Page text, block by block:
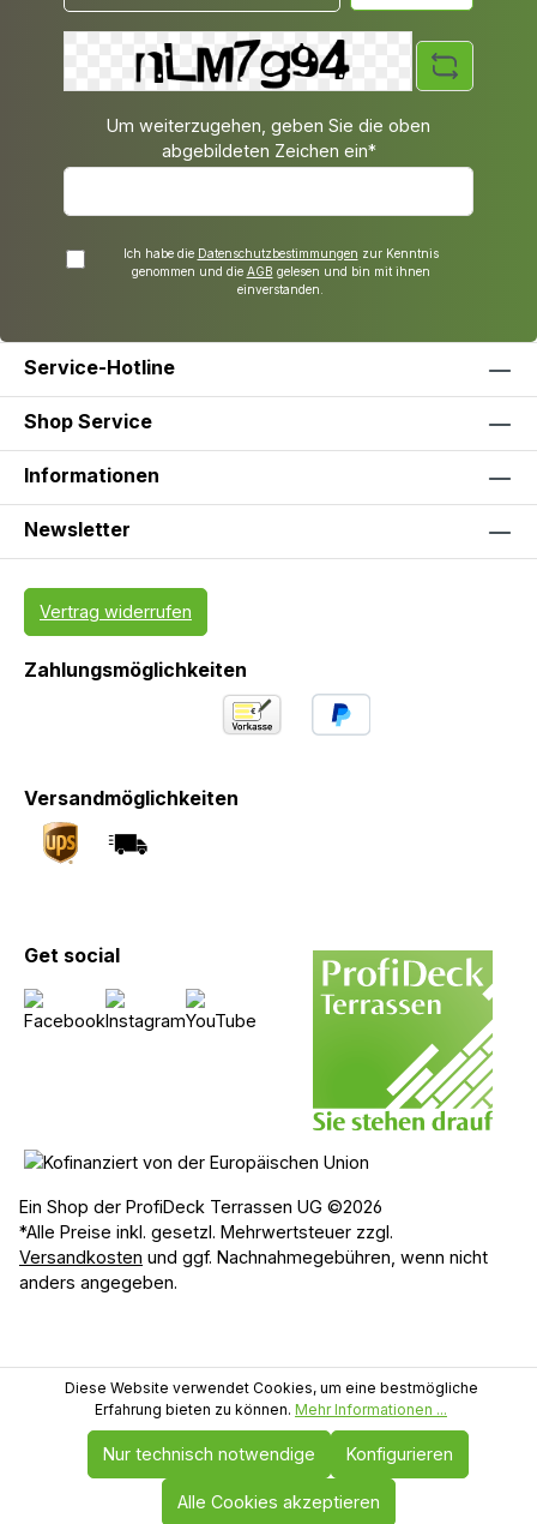
Um weiterzugehen, geben Sie die oben
abgebildeten Zeichen ein*
Ich habe die Datenschutzbestimmungen zur Kenntnis
genommen und die AGB gelesen und bin mit ihnen
einverstanden.
Service-Hotline
Shop Service
Informationen
Newsletter
Vertrag widerrufen
Zahlungsmöglichkeiten
Versandmöglichkeiten
Get social
Ein Shop der ProfiDeck Terrassen UG ©2026
*Alle Preise inkl. gesetzl. Mehrwertsteuer zzgl.
Versandkosten und ggf. Nachnahmegebühren, wenn nicht
anders angegeben.
Diese Website verwendet Cookies, um eine bestmögliche
Erfahrung bieten zu können. Mehr Informationen ...
Nur technisch notwendige Konfigurieren
Alle Cookies akzeptieren